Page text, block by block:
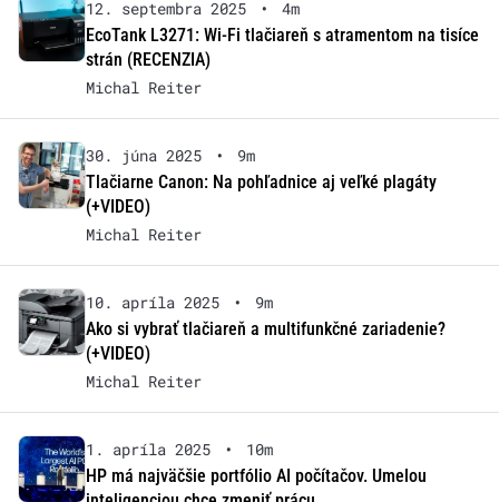
12. septembra 2025 •
4m
EcoTank L3271: Wi-Fi tlačiareň s atramentom na tisíce
strán (RECENZIA)
Michal Reiter
30. júna 2025 •
9m
Tlačiarne Canon: Na pohľadnice aj veľké plagáty
(+VIDEO)
Michal Reiter
10. apríla 2025 •
9m
Ako si vybrať tlačiareň a multifunkčné zariadenie?
(+VIDEO)
Michal Reiter
1. apríla 2025 •
10m
HP má najväčšie portfólio AI počítačov. Umelou